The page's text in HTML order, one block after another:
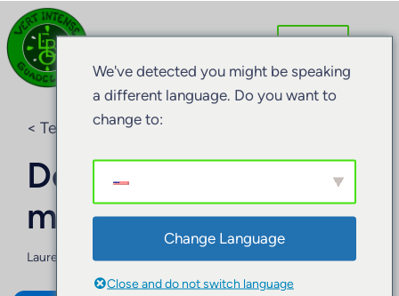
< Terug naar de blog
De vulkaan Soufrière
met kinderen
Laurence BARRET15 september 2024
We've detected you might be speaking
a different language. Do you want to
change to:
Change Language
Close and do not switch language